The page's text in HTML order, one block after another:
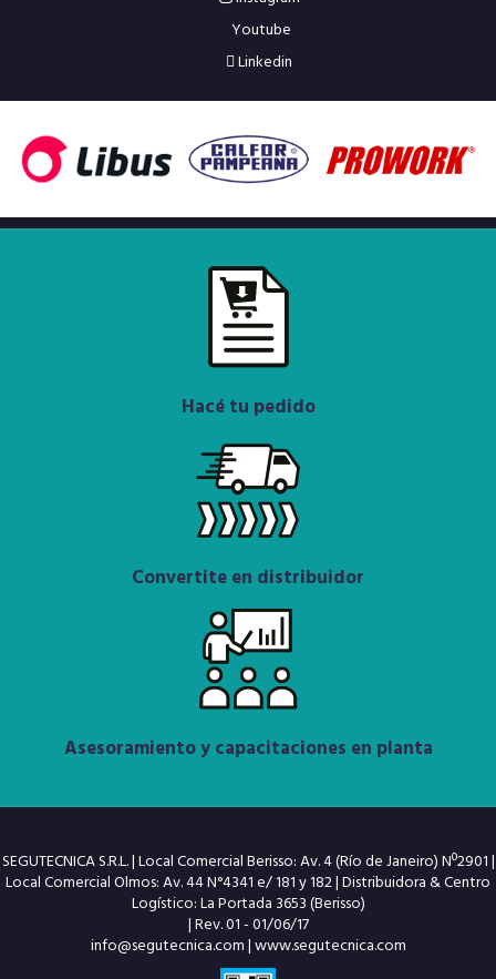
Youtube
Linkedin
Hacé tu pedido
Convertite en distribuidor
Asesoramiento y capacitaciones en planta
SEGUTECNICA S.R.L. | Local Comercial Berisso: Av. 4 (Río de Janeiro) Nº2901 |
Local Comercial Olmos: Av. 44 N°4341 e/ 181 y 182 | Distribuidora & Centro
Logístico: La Portada 3653 (Berisso)
| Rev. 01 - 01/06/17
info@segutecnica.com|www.segutecnica.com